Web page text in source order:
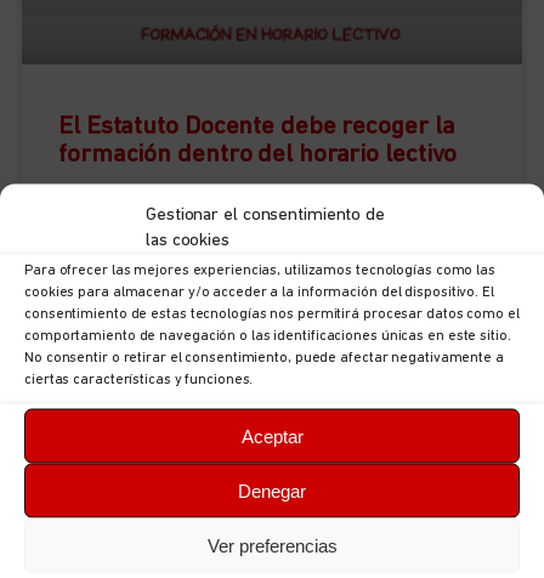
Gestionar el consentimiento de
las cookies
Para ofrecer las mejores experiencias, utilizamos tecnologías como las
cookies para almacenar y/o acceder a la información del dispositivo. El
consentimiento de estas tecnologías nos permitirá procesar datos como el
comportamiento de navegación o las identificaciones únicas en este sitio.
No consentir o retirar el consentimiento, puede afectar negativamente a
ciertas características y funciones.
Aceptar
Denegar
Ver preferencias
El Estatuto Docente debe recoger la
formación dentro del horario lectivo
El Estatuto Docente debe recoger el derecho a la
formación permanente del profesorado dentro del
horario lectivo. El nuevo modelo educativo por
competencias y más
LEER NOTICIA »